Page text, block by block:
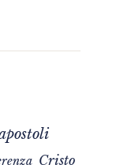
Cristo